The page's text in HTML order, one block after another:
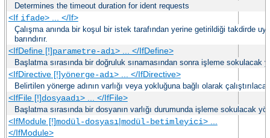
Determines the timeout duration for ident requests
<If ifade> ... </If>
Çalışma anında bir koşul bir istek tarafından yerine getirildiği takdirde
barındırır.
<IfDefine [!]parametre-adı> ... </IfDefine>
Başlatma sırasında bir doğruluk sınamasından sonra işleme sokulacak
<IfDirective [!]yönerge-adı> ... </IfDirective>
Belirtilen yönerge adının varlığı veya yokluğuna bağlı olarak
<IfFile [!]dosyaadı> ... </IfFile>
Başlatma sırasında bir dosyanın varlığı durumunda işleme sokulacak
<IfModule [!]modül-dosyası|modül-betimleyici> ...
</IfModule>